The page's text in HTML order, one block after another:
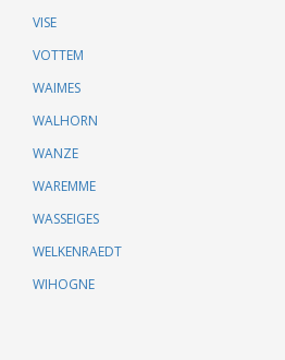
VISE
VOTTEM
WAIMES
WALHORN
WANZE
WAREMME
WASSEIGES
WELKENRAEDT
WIHOGNE